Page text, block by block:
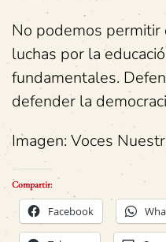
No podemos permitir
luchas por la
fundamentales.
defender la
Imagen: Voces
Compartir:
Facebook